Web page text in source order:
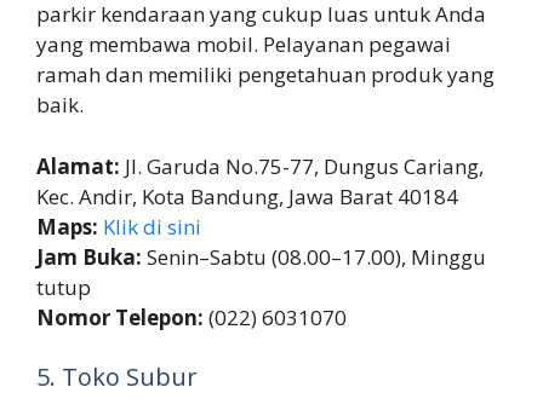
parkir kendaraan yang cukup luas untuk Anda
yang membawa mobil. Pelayanan pegawai
ramah dan memiliki pengetahuan produk yang
baik.
Alamat: Jl. Garuda No.75-77, Dungus Cariang,
Kec. Andir, Kota Bandung, Jawa Barat 40184
Maps: Klik di sini
Jam Buka: Senin–Sabtu (08.00–17.00), Minggu
tutup
Nomor Telepon: (022) 6031070
5. Toko Subur